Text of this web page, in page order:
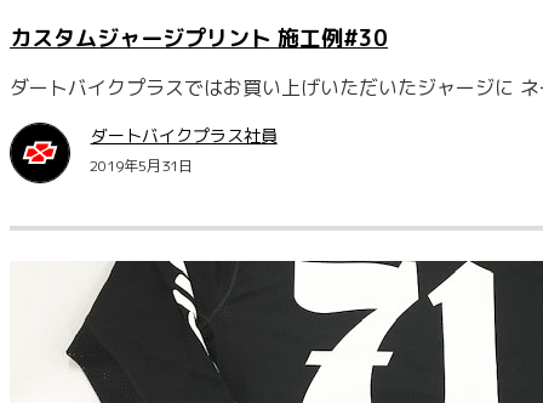
カスタムジャージプリント 施工例#30
ダートバイクプラスではお買い上げいただいたジャージに
ダートバイクプラス社員
2019年5月31日